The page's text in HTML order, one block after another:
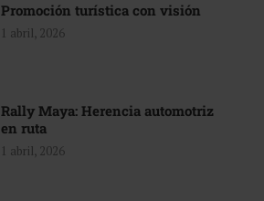
Promoción turística con visión
1 abril, 2026
Rally Maya: Herencia automotriz
en ruta
1 abril, 2026